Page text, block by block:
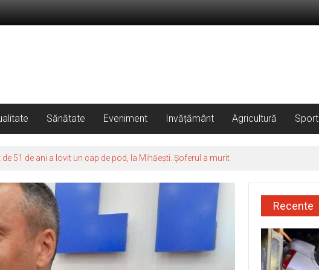
Sănătate Eveniment Invățământ Agricultură Sport
51 de ani a lovit un cap de pod, la Mihăești. Șoferul a murit
Recente